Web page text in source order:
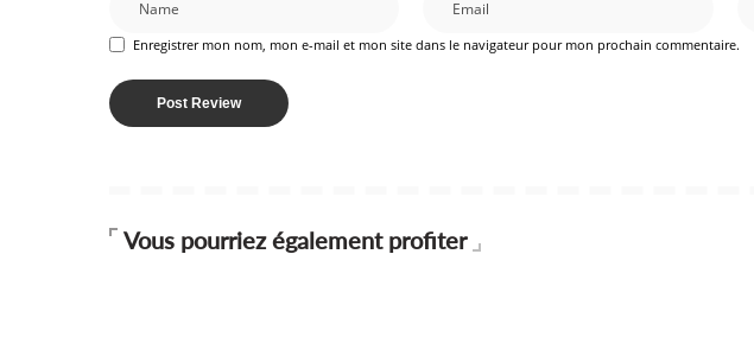
Enregistrer mon nom, mon e-mail et mon site dans le navigateur pour mon prochain commentaire.
Vous pourriez également profiter